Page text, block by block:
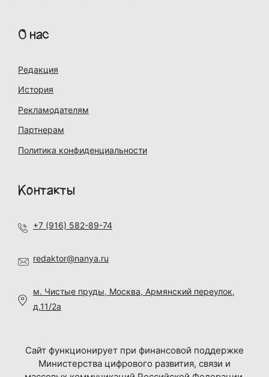
О нас
Редакция
История
Рекламодателям
Партнерам
Политика конфиденциальности
Контакты
+7 (916) 582-89-74
redaktor@nanya.ru
м. Чистые пруды, Москва, Армянский переулок,
д.11/2а
Сайт функционирует при финансовой поддержке
Министерства цифрового развития, связи и